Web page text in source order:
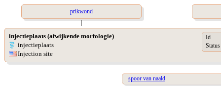
prikwond
|
injectieplaats (afwijkende morfologie)
injectieplaats
Injection site
Id
Status
spoor van naald